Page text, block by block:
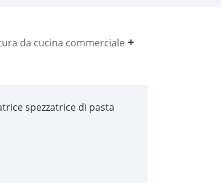
da cucina commerciale
spezzatrice di pasta